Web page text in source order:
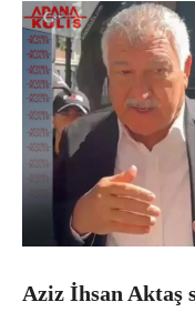
Aziz İhsan Aktaş